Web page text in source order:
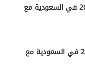
سلم رواتب الضباط 2026 في السعودية مع
سلم رواتب الافراد 2026 في السعودية مع